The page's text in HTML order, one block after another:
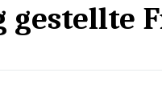
gestellte